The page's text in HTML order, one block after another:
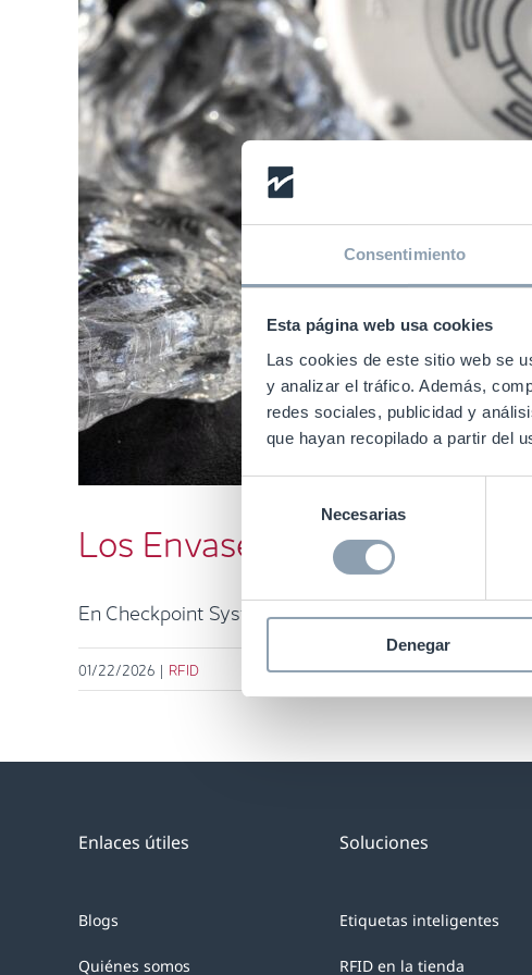
Consentimiento
Esta página web usa cookies
Las cookies de este sitio web se
y analizar el tráfico. Además,
redes sociales, publicidad y
que hayan recopilado a partir del
Selección
consentimiento
Necesarias
Denegar
Los Envases Inteligentes
En Checkpoint Systems entendemos que el envase
01/22/2026 | RFID
Enlaces útiles
Blogs
Quiénes somos
Soluciones
Etiquetas inteligentes
RFID en la tienda